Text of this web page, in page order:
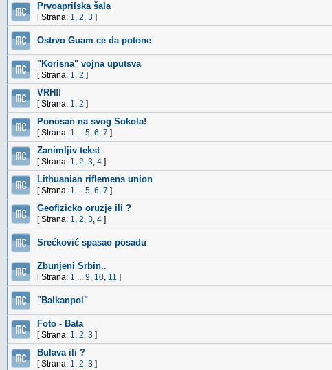
Prvoaprilska šala
[ Strana: 1, 2, 3 ]
Ostrvo Guam ce da potone
"Korisna" vojna uputsva
[ Strana: 1, 2 ]
VRH!!
[ Strana: 1, 2 ]
Ponosan na svog Sokola!
[ Strana: 1 ... 5, 6, 7 ]
Zanimljiv tekst
[ Strana: 1, 2, 3, 4 ]
Lithuanian riflemens union
[ Strana: 1 ... 5, 6, 7 ]
Geofizicko oruzje ili ?
[ Strana: 1, 2, 3, 4 ]
Srećković spasao posadu
Zbunjeni Srbin..
[ Strana: 1 ... 9, 10, 11 ]
"Balkanpol"
Foto - Bata
[ Strana: 1, 2, 3 ]
Bulava ili ?
[ Strana: 1, 2, 3 ]